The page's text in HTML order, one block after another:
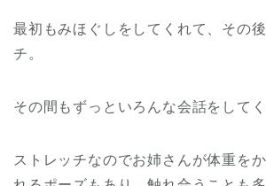
最初もみほぐしをしてくれて、その
チ。
その間もずっといろんな会話をしてく
ストレッチなのでお姉さんが体重を